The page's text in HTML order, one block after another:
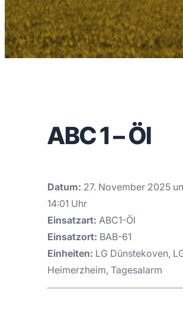
ABC 1 – Öl
Datum: 27. November 2025
14:01 Uhr
Einsatzart: ABC1-Öl
Einsatzort: BAB-61
Einheiten: LG Dünstekoven,
Heimerzheim, Tagesalarm